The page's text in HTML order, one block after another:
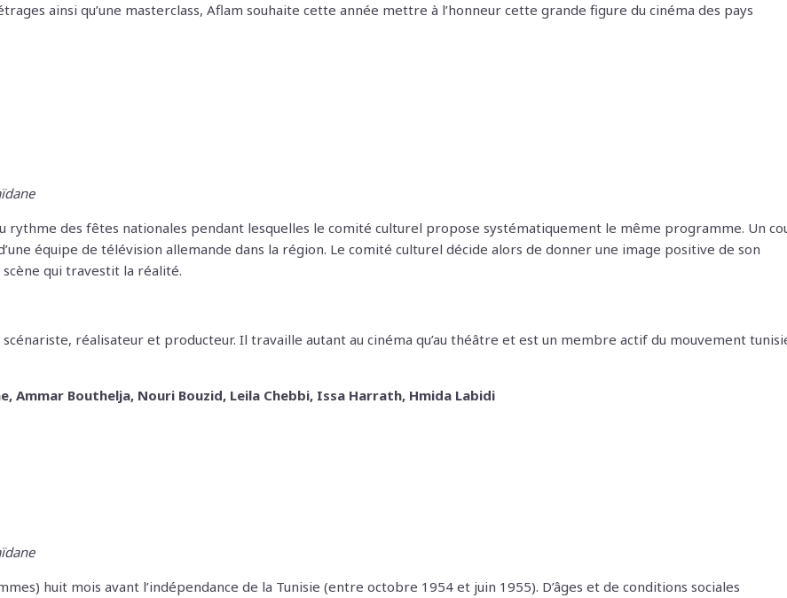
ainsi qu’une masterclass, Aflam souhaite cette année mettre à l’honneur cette grande figure du cinéma des pays
rythme des fêtes nationales pendant lesquelles le comité culturel propose systématiquement le même programme. Un
équipe de télévision allemande dans la région. Le comité culturel décide alors de donner une image positive de son
qui travestit la réalité.
réalisateur et producteur. Il travaille autant au cinéma qu’au théâtre et est un membre actif du mouvement
Ammar Bouthelja, Nouri Bouzid, Leila Chebbi, Issa Harrath, Hmida Labidi
huit mois avant l’indépendance de la Tunisie (entre octobre 1954 et juin 1955). D’âges et de conditions sociales